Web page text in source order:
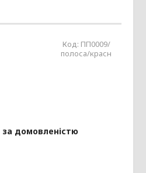
Код: ПП0009/
полоса/красн
за домовленістю